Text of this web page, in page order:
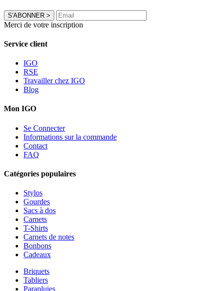
S'ABONNER >
Merci de votre inscription
Service client
IGO
RSE
Travailler chez IGO
Blog
Mon IGO
Se Connecter
Informations sur la commande
Contact
FAQ
Catégories populaires
Stylos
Gourdes
Sacs à dos
Carnets
T-Shirts
Carnets de notes
Bonbons
Cadeaux
Briquets
Tabliers
Parapluies